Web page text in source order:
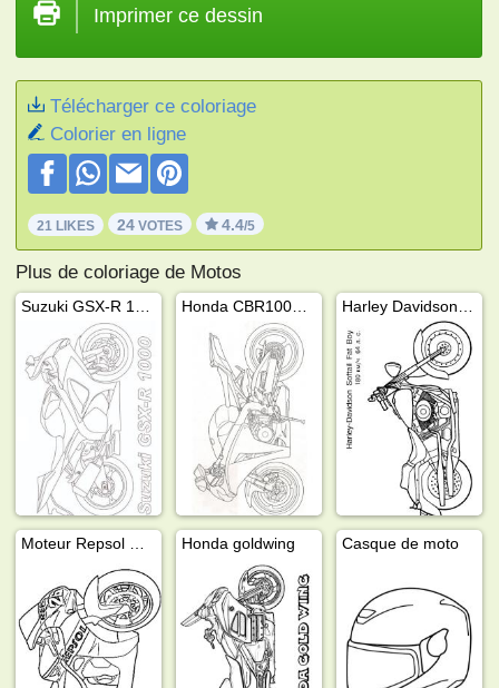
Imprimer ce dessin
Télécharger ce coloriage
Colorier en ligne
21 LIKES 24 VOTES 4.4/5
Plus de coloriage de Motos
Honda goldwing Casque de moto